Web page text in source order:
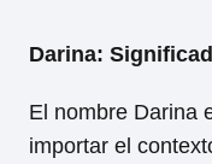
Darina:
El nombre Darina
importar el